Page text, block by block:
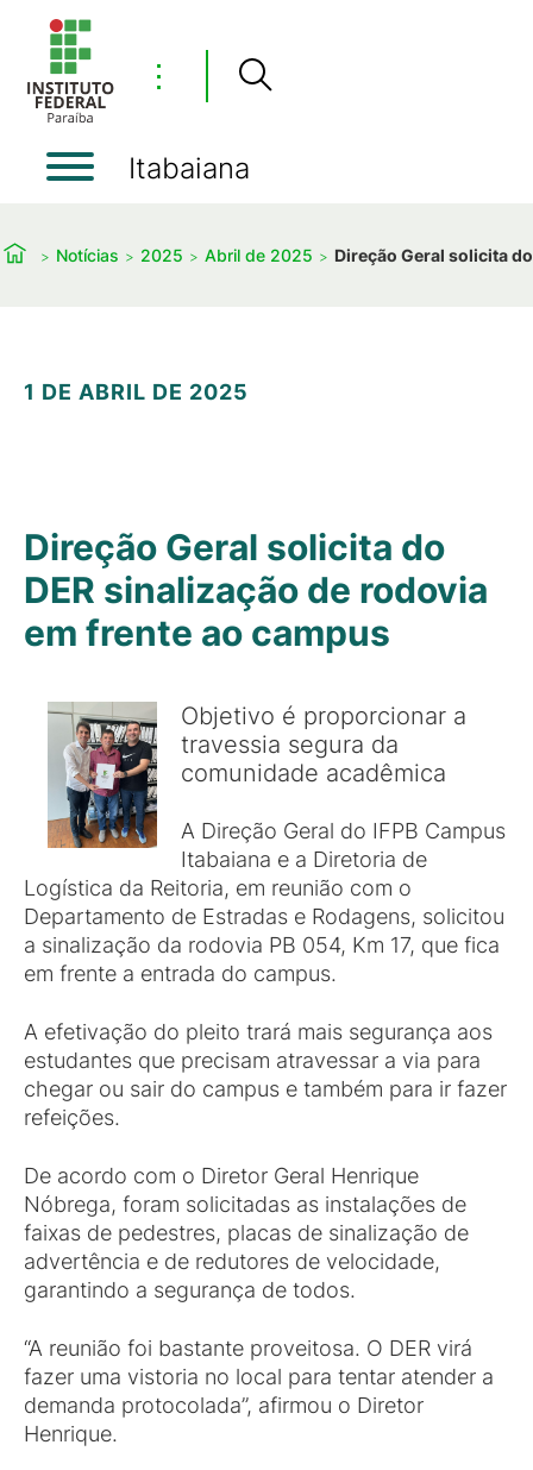
⋮
Itabaiana
Notícias 2025 Abril de 2025 Direção Geral solicita
1 DE ABRIL DE 2025
Direção Geral solicita do
DER sinalização de rodovia
em frente ao campus
Objetivo é proporcionar a
travessia segura da
comunidade acadêmica
A Direção Geral do IFPB Campus
Itabaiana e a Diretoria de
Logística da Reitoria, em reunião com o
Departamento de Estradas e Rodagens, solicitou
a sinalização da rodovia PB 054, Km 17, que fica
em frente a entrada do campus.
A efetivação do pleito trará mais segurança aos
estudantes que precisam atravessar a via para
chegar ou sair do campus e também para ir fazer
refeições.
De acordo com o Diretor Geral Henrique
Nóbrega, foram solicitadas as instalações de
faixas de pedestres, placas de sinalização de
advertência e de redutores de velocidade,
garantindo a segurança de todos.
“A reunião foi bastante proveitosa. O DER virá
fazer uma vistoria no local para tentar atender a
demanda protocolada”, afirmou o Diretor
Henrique.